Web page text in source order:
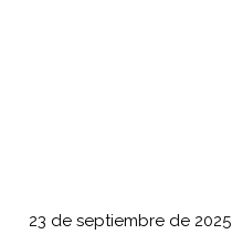
23 de septiembre de 2025